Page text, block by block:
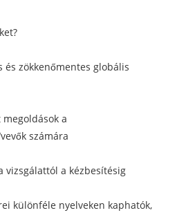
és zökkenőmentes globális
a
számára
vizsgálattól a kézbesítésig
különféle nyelveken kaphatók,